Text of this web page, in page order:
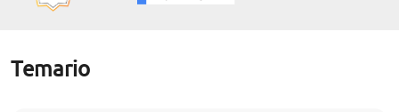
Temario